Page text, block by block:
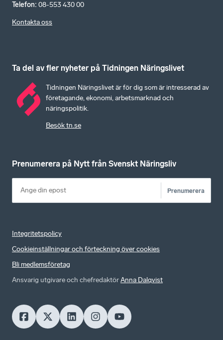
Telefon: 08-553 430 00
Kontakta oss
Ta del av fler nyheter på Tidningen Näringslivet
Tidningen Näringslivet är för dig som är intresserad av
företagande, ekonomi, arbetsmarknad och
näringspolitik.
Besök tn.se
Prenumerera på Nytt från Svenskt Näringsliv
Prenumerera
Integritetspolicy
Cookieinställningar och förteckning över cookies
Bli medlemsföretag
Ansvarig utgivare och chefredaktörAnna Dalqvist